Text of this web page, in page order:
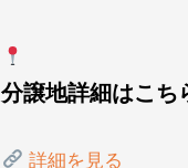
分譲地詳細はこち
詳細を見る